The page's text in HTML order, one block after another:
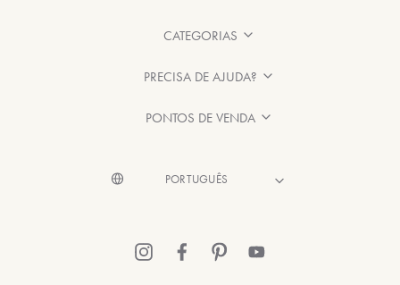
CATEGORIAS
PRECISA DE AJUDA?
PONTOS DE VENDA